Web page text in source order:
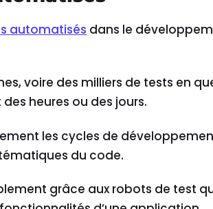
automatisés dans le
voire des milliers de tests en
heures ou des jours.
les cycles de
du code.
grâce aux robots de test